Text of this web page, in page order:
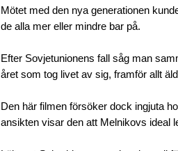
Mötet med den nya generationen
de alla mer eller mindre bar på.
Efter Sovjetunionens fall såg man
året som tog livet av sig, framför allt
Den här filmen försöker dock ingjuta
ansikten visar den att Melnikovs ideal